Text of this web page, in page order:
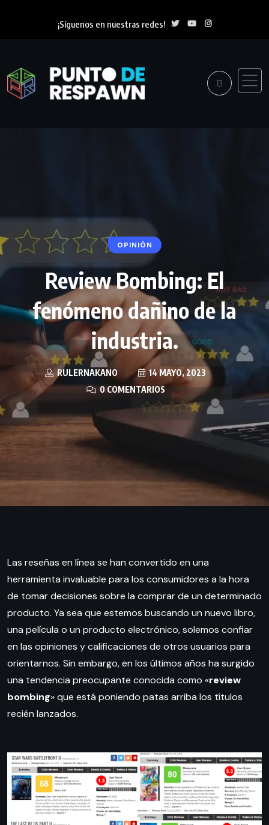
¡Síguenos en nuestras redes!
OPINIÓN
Review Bombing: El
fenómeno dañino de la
industria.
RULERNAKANO
14 MAYO, 2023
0 COMENTARIOS
Las reseñas en línea se han convertido en una
herramienta invaluable para los consumidores a la hora
de tomar decisiones sobre la comprar de un determinado
producto. Ya sea que estemos buscando un nuevo libro,
una película o un producto electrónico, solemos confiar
en las opiniones y calificaciones de otros usuarios para
orientarnos. Sin embargo, en los últimos años ha surgido
una tendencia preocupante conocida como «review
bombing» que está poniendo patas arriba los títulos
recién lanzados.